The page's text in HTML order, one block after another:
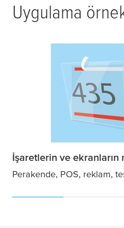
Uygulama
İşaretlerin ve ekranların
Perakende, POS, reklam,